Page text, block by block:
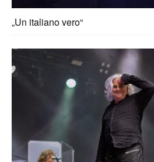
„Un italiano vero“